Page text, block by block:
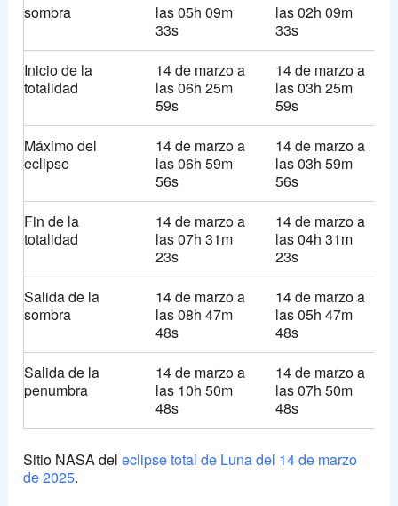
sombra
las 05h 09m
33s
las 02h 09m
33s
Inicio de la
totalidad
14 de marzo a
las 06h 25m
59s
14 de marzo a
las 03h 25m
59s
Máximo del
eclipse
14 de marzo a
las 06h 59m
56s
14 de marzo a
las 03h 59m
56s
Fin de la
totalidad
14 de marzo a
las 07h 31m
23s
14 de marzo a
las 04h 31m
23s
Salida de la
sombra
14 de marzo a
las 08h 47m
48s
14 de marzo a
las 05h 47m
48s
Salida de la
penumbra
14 de marzo a
las 10h 50m
48s
14 de marzo a
las 07h 50m
48s
Sitio NASA deleclipse total de Luna del 14 de marzo
de 2025.